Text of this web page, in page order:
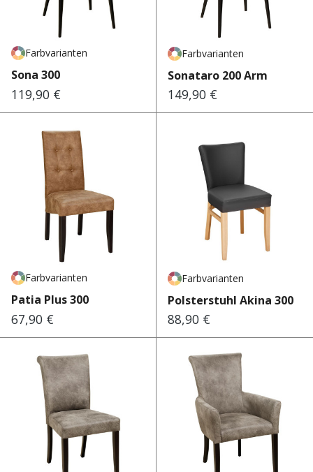
Farbvarianten
Sona 300
Regulärer Preis:
119,90 €
Farbvarianten
Sonataro 200 Arm
Regulärer Preis:
149,90 €
Farbvarianten
Patia Plus 300
Regulärer Preis:
67,90 €
Farbvarianten
Polsterstuhl Akina 300
Regulärer Preis:
88,90 €